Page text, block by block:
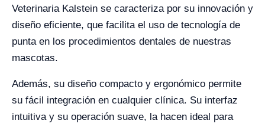
Veterinaria Kalstein se caracteriza por su innovación y
diseño eficiente, que facilita el uso de tecnología de
punta en los procedimientos dentales de nuestras
mascotas.
Además, su diseño compacto y ergonómico permite
su fácil integración en cualquier clínica. Su interfaz
intuitiva y su operación suave, la hacen ideal para